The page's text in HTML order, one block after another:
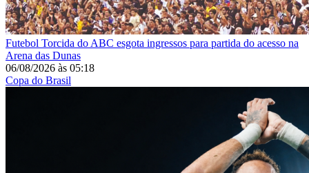
Futebol Torcida do ABC esgota ingressos para partida do acesso na
Arena das Dunas
06/08/2026 às 05:18
Copa do Brasil